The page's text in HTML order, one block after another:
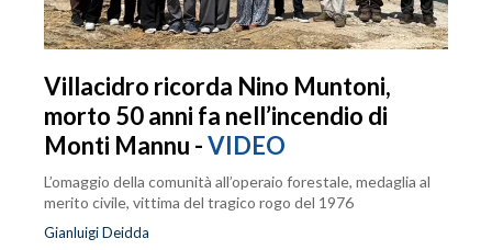
Villacidro ricorda Nino Muntoni,
morto 50 anni fa nell’incendio di
Monti Mannu -VIDEO
L’omaggio della comunità all’operaio forestale, medaglia al
merito civile, vittima del tragico rogo del 1976
Gianluigi Deidda